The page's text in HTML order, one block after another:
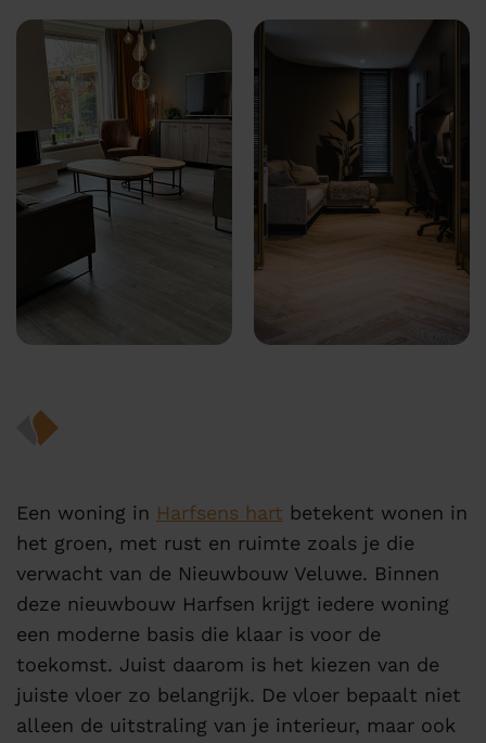
Een woning in Harfsens hart betekent wonen in
het groen, met rust en ruimte zoals je die
verwacht van de Nieuwbouw Veluwe. Binnen
deze nieuwbouw Harfsen krijgt iedere woning
een moderne basis die klaar is voor de
toekomst. Juist daarom is het kiezen van de
juiste vloer zo belangrijk. De vloer bepaalt niet
alleen de uitstraling van je interieur, maar ook